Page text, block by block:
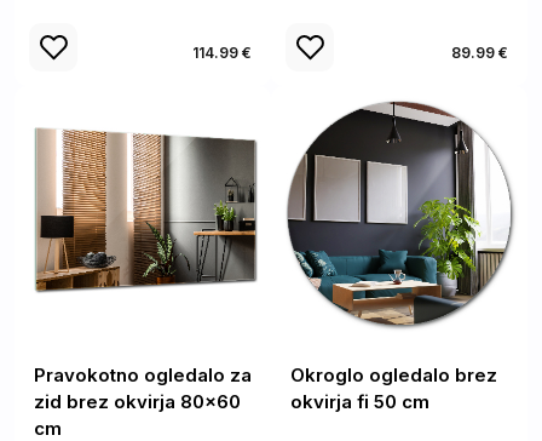
114.99 € 89.99 €
Pravokotno ogledalo za
zid brez okvirja 80x60
cm
Okroglo ogledalo brez
okvirja fi 50 cm